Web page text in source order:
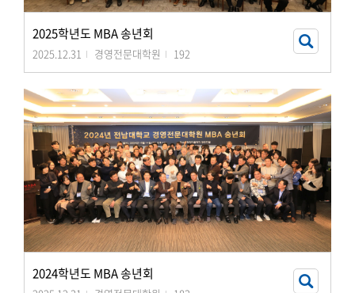
2025학년도 MBA 송년회
2025.12.31 경영전문대학원 192
2024학년도 MBA 송년회